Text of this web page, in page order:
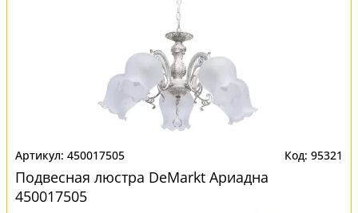
450017505 95321
Подвесная люстра DeMarkt Ариадна
450017505